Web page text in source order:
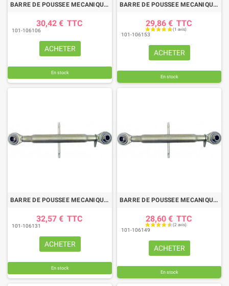
BARRE DE POUSSEE MECANIQUE ROTULE-ROTULE LG 310-350 CAT2
30,42 € TTC
101-106106
ACHETER
En stock
BARRE DE POUSSEE MECANIQUE ROTULE-ROTULE LG 500-730 CAT1
29,86 € TTC
101-106153
ACHETER
En stock
BARRE DE POUSSEE MECANIQUE ROTULE-ROTULE LG 520-750 CAT1
32,57 € TTC
101-106131
ACHETER
En stock
BARRE DE POUSSEE MECANIQUE ROTULE-ROTULE LG 580-790 CAT1
28,60 € TTC
101-106149
ACHETER
En stock